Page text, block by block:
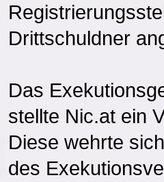
Drittschuldner
Das
stellte Nic.at ein
Diese wehrte
des